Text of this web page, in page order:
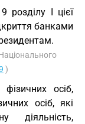
розділу I цієї
банками
)
осіб,
осіб, які
діяльність,